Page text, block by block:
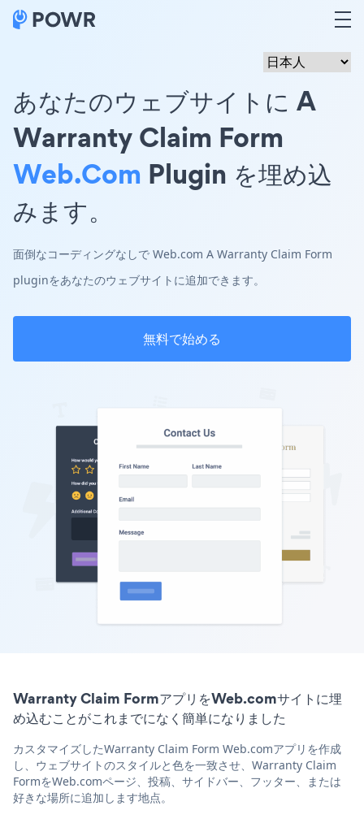
あなたのウェブサイトに A
Warranty Claim Form
Web.com Plugin を埋め込
みます。
面倒なコーディングなしで Web.com A Warranty Claim Form
pluginをあなたのウェブサイトに追加できます。
無料で始める
Warranty Claim FormアプリをWeb.comサイトに埋
め込むことがこれまでになく簡単になりました
カスタマイズしたWarranty Claim Form Web.comアプリを作成
し、ウェブサイトのスタイルと色を一致させ、Warranty Claim
FormをWeb.comページ、投稿、サイドバー、フッター、または
好きな場所に追加します地点。